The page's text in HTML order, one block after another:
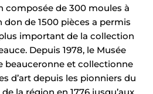
composée de 300 moules à
don de 1500 pièces a permis
important de la collection
Depuis 1978, le Musée
beauceronne et collectionne
d’art depuis les pionniers du